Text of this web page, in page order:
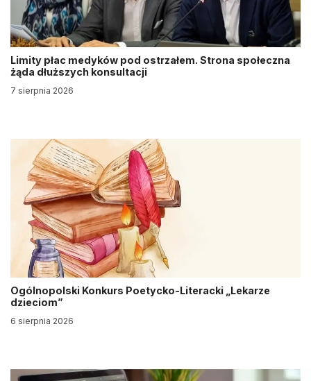
Limity płac medyków pod ostrzałem. Strona społeczna
żąda dłuższych konsultacji
7 sierpnia 2026
Ogólnopolski Konkurs Poetycko-Literacki „Lekarze
dzieciom”
6 sierpnia 2026